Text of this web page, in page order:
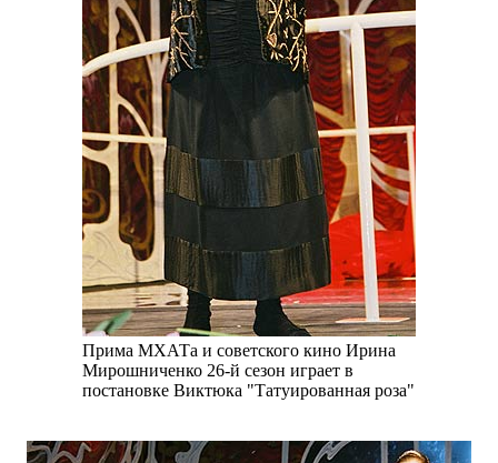
Прима МХАТа и советского кино Ирина
Мирошниченко 26-й сезон играет в
постановке Виктюка "Татуированная роза"